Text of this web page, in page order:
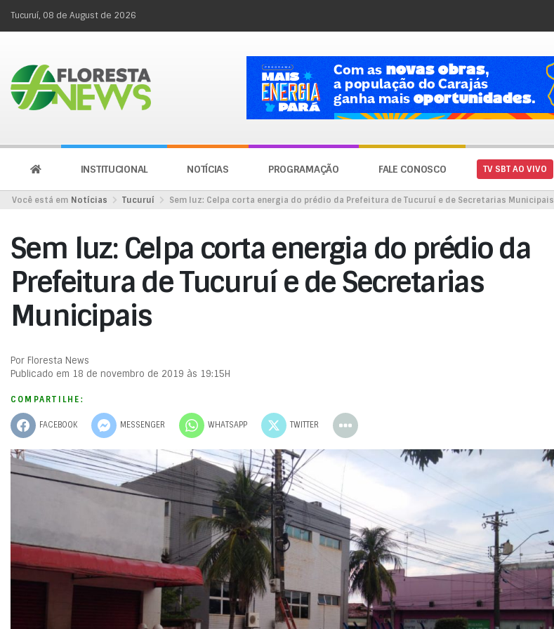
Tucuruí, 08 de August de 2026
INSTITUCIONAL NOTÍCIAS PROGRAMAÇÃO FALE CONOSCO TV SBT AO VIVO
Você está em Notícias Tucuruí Sem luz: Celpa corta energia do prédio da Prefeitura de Tucuruí e de Secretarias Municipais
Sem luz: Celpa corta energia do prédio da
Prefeitura de Tucuruí e de Secretarias
Municipais
Por Floresta News
Publicado em 18 de novembro de 2019 às 19:15H
COMPARTILHE:
FACEBOOK MESSENGER WHATSAPP TWITTER